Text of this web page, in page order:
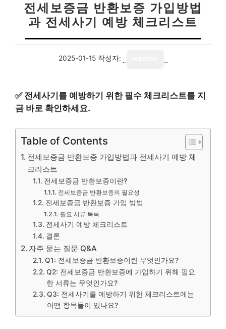
전세보증금 반환보증 가입방법
과 전세사기 예방 체크리스트
2025-01-15 작성자:
✅ 전세사기를 예방하기 위한 필수 체크리스트를 지
금 바로 확인하세요.
Table of Contents
전세보증금 반환보증 가입방법과 전세사기 예방 체
크리스트
전세보증금 반환보증이란?
전세보증금 반환보증의 필요성
전세보증금 반환보증 가입 방법
필요 서류 목록
전세사기 예방 체크리스트
결론
자주 묻는 질문 Q&A
Q1: 전세보증금 반환보증이란 무엇인가요?
Q2: 전세보증금 반환보증에 가입하기 위해 필요
한 서류는 무엇인가요?
Q3: 전세사기를 예방하기 위한 체크리스트에는
어떤 항목들이 있나요?